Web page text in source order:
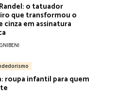
o tatuador
que transformou o
cinza em assinatura
roupa infantil para quem